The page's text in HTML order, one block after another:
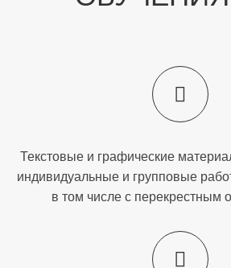
Текстовые и графические
индивидуальные и групповые
в том числе с перекрестным